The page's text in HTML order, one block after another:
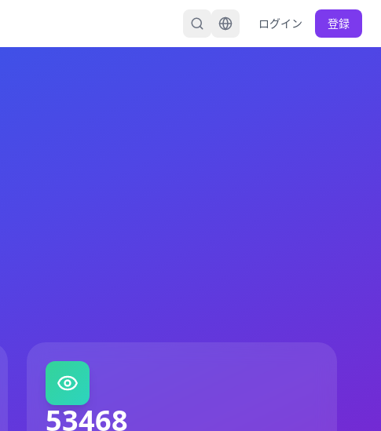
ログイン 登録
53468